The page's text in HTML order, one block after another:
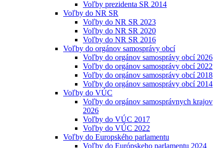
Voľby prezidenta SR 2014
Voľby do NR SR
Voľby do NR SR 2023
Voľby do NR SR 2020
Voľby do NR SR 2016
Voľby do orgánov samosprávy obcí
Voľby do orgánov samosprávy obcí 2026
Voľby do orgánov samosprávy obcí 2022
Voľby do orgánov samosprávy obcí 2018
Voľby do orgánov samosprávy obcí 2014
Voľby do VÚC
Voľby do orgánov samosprávnych krajov
2026
Voľby do VÚC 2017
Voľby do VÚC 2022
Voľby do Europského parlamentu
Voľby do Európskeho parlamentu 2024